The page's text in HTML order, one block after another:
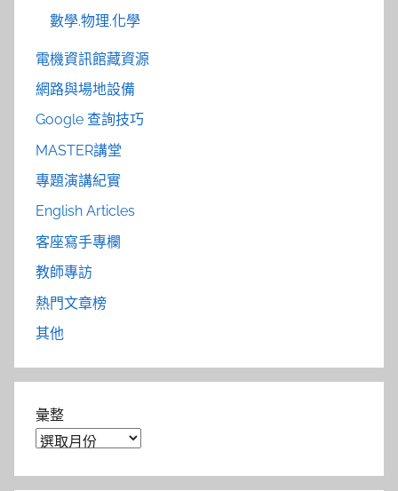
數學.物理.化學
電機資訊館藏資源
網路與場地設備
Google 查詢技巧
MASTER講堂
專題演講紀實
English Articles
客座寫手專欄
教師專訪
熱門文章榜
其他
彙整